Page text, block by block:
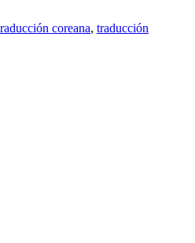
coreana, traducción